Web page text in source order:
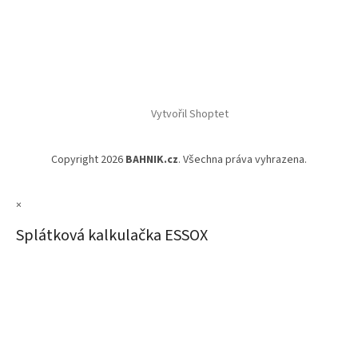
Vytvořil Shoptet
Copyright 2026 BAHNIK.cz. Všechna práva vyhrazena.
×
Splátková kalkulačka ESSOX